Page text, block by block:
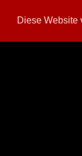
Diese Website